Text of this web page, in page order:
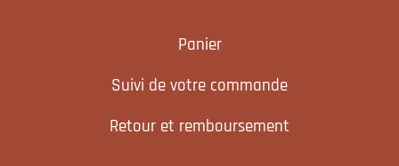
Panier
Suivi de votre commande
Retour et remboursement